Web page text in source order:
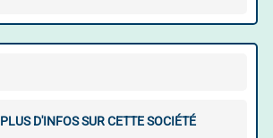
PLUS D'INFOS SUR CETTE SOCIÉTÉ